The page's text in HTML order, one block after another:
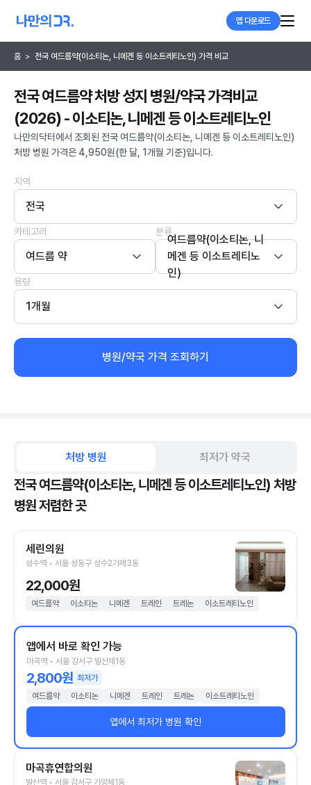
앱 다운로드
홈 > 전국 여드름약(이소티논, 니메겐 등 이소트레티노인) 가격 비교
전국 여드름약 처방 성지 병원/약국 가격비교
(2026) - 이소티논, 니메겐 등 이소트레티노인
나만의닥터에서 조회된 전국 여드름약(이소티논, 니메겐 등 이소트레티노인)
처방 병원 가격은 4,950원(한 달, 1개월 기준)입니다.
지역
전국
카테고리
여드름 약
분류
여드름약(이소티논, 니
메겐 등 이소트레티노
인)
용량
1개월
병원/약국 가격 조회하기
처방 병원 최저가 약국
전국 여드름약(이소티논, 니메겐 등 이소트레티노인) 처방
병원 저렴한 곳
세린의원
성수역 • 서울 성동구 성수2가제3동
22,000원
여드름약 이소티논 니메겐 트레인 트레논 이소트레티노인
앱에서 바로 확인 가능
마곡역 • 서울 강서구 발산제1동
2,800원 최저가
여드름약
이소티논 니메겐 트레인 트레논 이소트레티노인
앱에서 최저가 병원 확인
마곡휴연합의원
발산역 • 서울 강서구 가양제1동